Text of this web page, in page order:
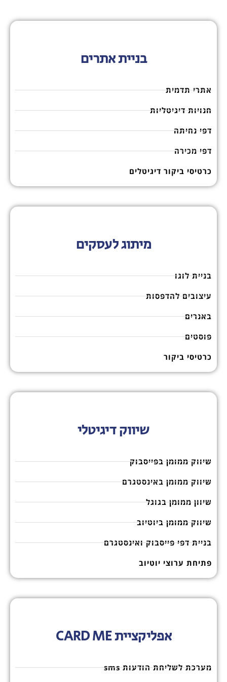
בניית אתרים
אתרי תדמית
חנויות דיגיטליות
דפי נחיתה
דפי מכירה
כרטיסי ביקור דיגיטלים
מיתוג לעסקים
בניית לוגו
עיצובים להדפסות
באנרים
פוסטים
כרטיסי ביקור
שיווק דיגיטלי
שיווק ממומן בפייסבוק
שיווק ממומן באינסטגרם
שיוון ממומן בגוגל
שיווק ממומן ביוטיוב
בניית דפי פייסבוק ואינסטגרם
פתיחת ערוצי יוטיוב
אפליקציית CARD ME
מערכת לשליחת הודעות sms